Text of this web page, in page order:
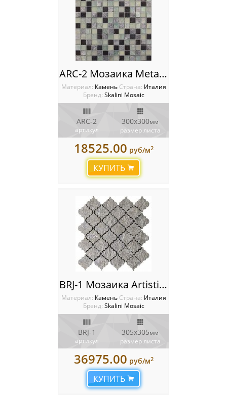
ARC-2 Мозаика Metal stone Arctic
Материал: Камень Cтрана: Италия
Бренд: Skalini Mosaic
ARC-2
артикул
300x300мм
размер листа
18525.00 руб/м2
КУПИТЬ
BRJ-1 Мозаика Artistic Stone Burj
Материал: Камень Cтрана: Италия
Бренд: Skalini Mosaic
BRJ-1
артикул
305x305мм
размер листа
36975.00 руб/м2
КУПИТЬ